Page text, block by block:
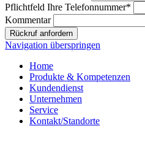
Pflichtfeld Ihre Telefonnummer*
Kommentar
Rückruf anfordern
Navigation überspringen
Home
Produkte & Kompetenzen
Kundendienst
Unternehmen
Service
Kontakt/Standorte